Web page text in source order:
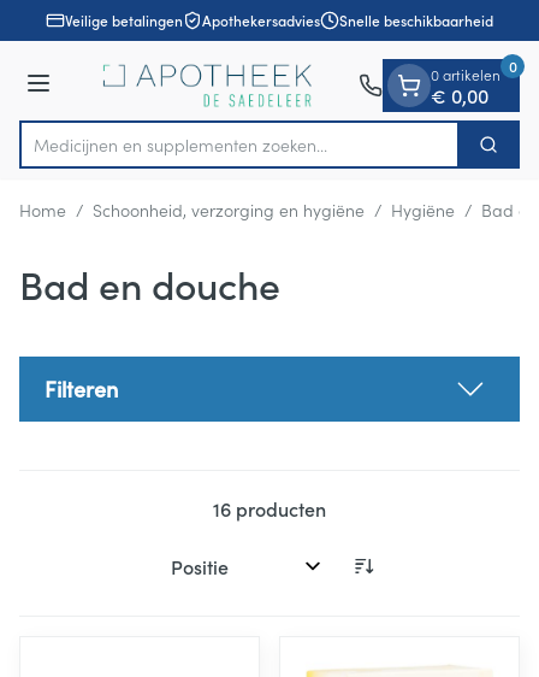
Ga naar de inhoud
1 van 1Veilige betalingen Apothekersadvies Snelle beschikbaarheid
Menu
Product, merk, categorie...
Medicijnen en supplementen zoeken... Zoek
0 artikelen
€ 0,00
0
Home / Schoonheid, verzorging en hygiëne / Hygiëne / Bad
Bad en douche
Filteren
16 producten
Sorteer op: